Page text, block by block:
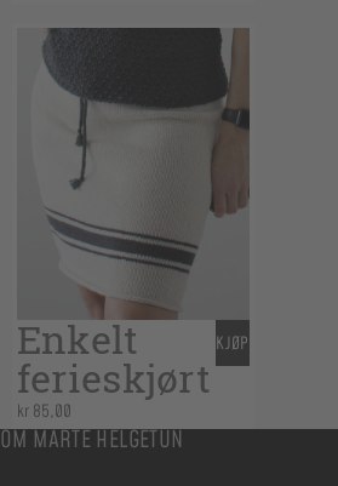
Enkelt
ferieskjørt
kr85,00
KJØP
OM MARTE HELGETUN